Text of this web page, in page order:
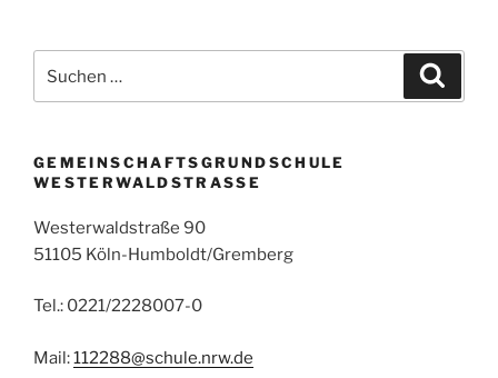
nach:
GEMEINSCHAFTSGRUNDSCHULE
WESTERWALDSTRASSE
Westerwaldstraße 90
51105 Köln-Humboldt/Gremberg
Tel.: 0221/2228007-0
Mail:112288@schule.nrw.de